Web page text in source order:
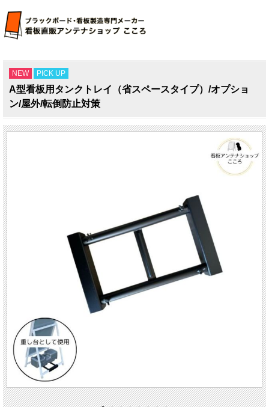
NEW PICK UP
A型看板用タンクトレイ（省スペースタイプ）/オプショ
ン/屋外/転倒防止対策